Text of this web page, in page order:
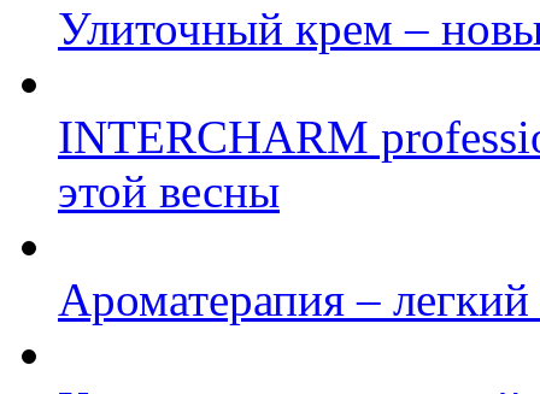
Улиточный крем –
INTERCHARM
этой весны
Ароматерапия – легкий